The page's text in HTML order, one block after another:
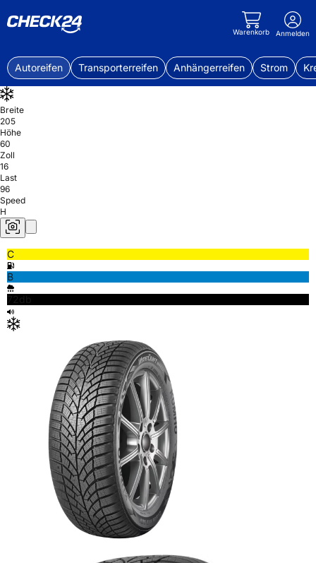
Warenkorb Anmelden
Autoreifen Transporterreifen Anhängerreifen Strom
Breite
205
Höhe
60
Zoll
16
Last
96
Speed
H
C
B
72db